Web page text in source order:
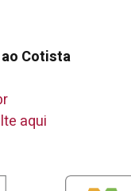
Cotista
aqui